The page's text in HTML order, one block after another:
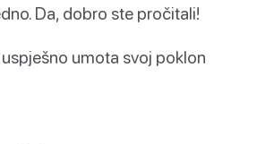
Da, dobro ste pročitali!
umota svoj poklon